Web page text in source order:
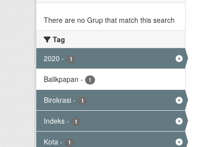
There are no Grup that match this search
Tag
2020 - 1
Balikpapan - 1
Birokrasi - 1
Indeks - 1
Kota - 1